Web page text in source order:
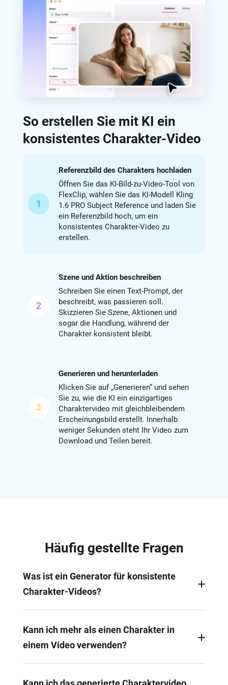
So erstellen Sie mit KI ein
konsistentes Charakter-Video
1
Referenzbild des Charakters hochladen
Öffnen Sie das KI-Bild-zu-Video-Tool von
FlexClip, wählen Sie das KI-Modell Kling
1.6 PRO Subject Reference und laden Sie
ein Referenzbild hoch, um ein
konsistentes Charakter-Video zu
erstellen.
2
Szene und Aktion beschreiben
Schreiben Sie einen Text-Prompt, der
beschreibt, was passieren soll.
Skizzieren Sie Szene, Aktionen und
sogar die Handlung, während der
Charakter konsistent bleibt.
3
Generieren und herunterladen
Klicken Sie auf „Generieren“ und sehen
Sie zu, wie die KI ein einzigartiges
Charaktervideo mit gleichbleibendem
Erscheinungsbild erstellt. Innerhalb
weniger Sekunden steht Ihr Video zum
Download und Teilen bereit.
Häufig gestellte Fragen
Was ist ein Generator für konsistente
Charakter-Videos?
Referenzbildern und Text-Prompts lebensechte
Videos erstellt. Der Fokus liegt auf durchgehender
Kann ich mehr als einen Charakter in
einem Video verwenden?
Referenzbild hoch. Die KI analysiert alle Motive